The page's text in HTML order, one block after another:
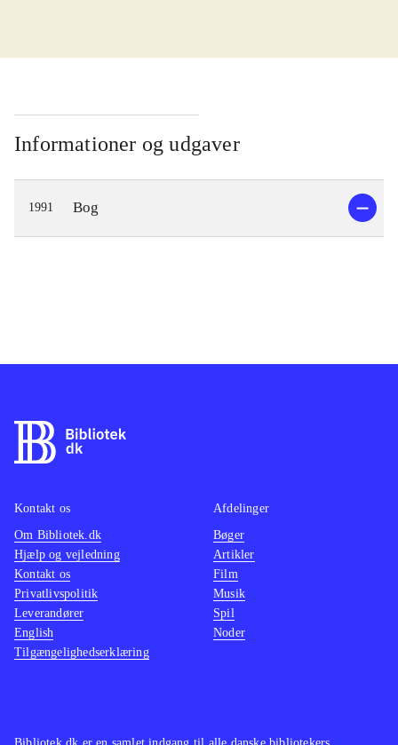
Informationer og udgaver
1991 Bog
Kontakt os
Om Bibliotek.dk
Hjælp og vejledning
Kontakt os
Privatlivspolitik
Leverandører
English
Tilgængelighedserklæring
Afdelinger
Bøger
Artikler
Film
Musik
Spil
Noder